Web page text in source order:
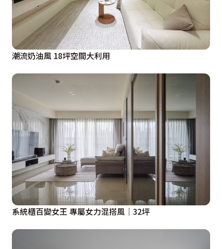
潮流奶油風 18坪空間大利用
系統櫃百變女王 專屬女力混搭風｜32坪